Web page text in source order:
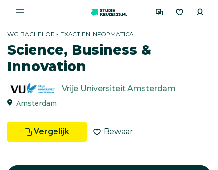
WO BACHELOR - EXACT EN INFORMATICA
Science, Business &
Innovation
Vrije Universiteit Amsterdam
Amsterdam
Vergelijk Bewaar